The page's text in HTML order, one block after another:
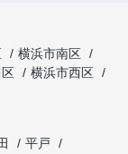
横浜市南区
横浜市西区
平戸